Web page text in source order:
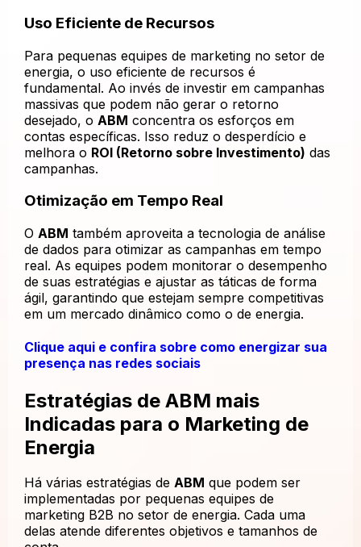
Uso Eficiente de Recursos
Para pequenas equipes de marketing no setor de
energia, o uso eficiente de recursos é
fundamental. Ao invés de investir em campanhas
massivas que podem não gerar o retorno
desejado, o ABM concentra os esforços em
contas específicas. Isso reduz o desperdício e
melhora o ROI (Retorno sobre Investimento) das
campanhas.
Otimização em Tempo Real
O ABM também aproveita a tecnologia de análise
de dados para otimizar as campanhas em tempo
real. As equipes podem monitorar o desempenho
de suas estratégias e ajustar as táticas de forma
ágil, garantindo que estejam sempre competitivas
em um mercado dinâmico como o de energia.
Clique aqui e confira sobre como energizar sua
presença nas redes sociais
Estratégias de ABM mais
Indicadas para o Marketing de
Energia
Há várias estratégias de ABM que podem ser
implementadas por pequenas equipes de
marketing B2B no setor de energia. Cada uma
delas atende diferentes objetivos e tamanhos de